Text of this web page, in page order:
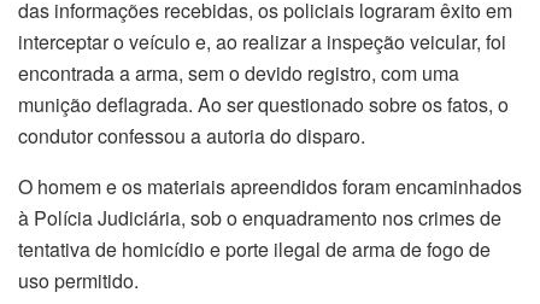
das informações recebidas, os policiais lograram êxito em
interceptar o veículo e, ao realizar a inspeção veicular, foi
encontrada a arma, sem o devido registro, com uma
munição deflagrada. Ao ser questionado sobre os fatos, o
condutor confessou a autoria do disparo.
O homem e os materiais apreendidos foram encaminhados
à Polícia Judiciária, sob o enquadramento nos crimes de
tentativa de homicídio e porte ilegal de arma de fogo de
uso permitido.